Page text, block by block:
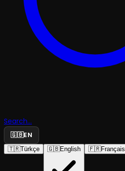
Search...
🇬🇧EN
🇹🇷Türkçe 🇬🇧English 🇫🇷Français